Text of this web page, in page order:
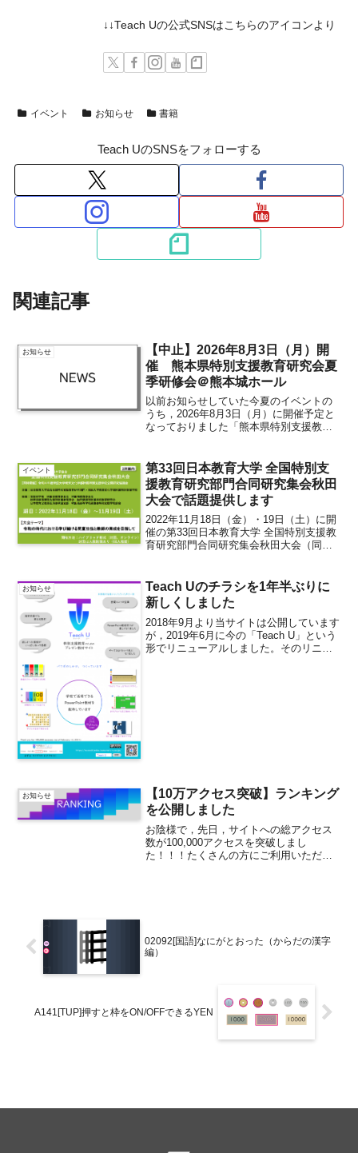
↓↓Teach Uの公式SNSはこちらのアイコンより
イベント お知らせ 書籍
Teach UのSNSをフォローする
関連記事
お知らせ
【中止】2026年8月3日（月）開
催 熊本県特別支援教育研究会夏
季研修会＠熊本城ホール
以前お知らせしていた今夏のイベントの
うち，2026年8月3日（月）に開催予定と
なっておりました「熊本県特別支援教育
年熊本地震により，県内の被害状況や会
場が使用できない状...
イベント
第33回日本教育大学 全国特別支
援教育研究部門合同研究集会秋田
大会で話題提供します
2022年11月18日（金）・19日（土）に開
催の第33回日本教育大学 全国特別支援教
育研究部門合同研究集会秋田大会（同時
の度お声掛けいただき，11月18日（金）
の全国...
お知らせ
Teach Uのチラシを1年半ぶりに
新しくしました
2018年9月より当サイトは公開しています
が，2019年6月に今の「Teach U」という
形でリニューアルしました。そのリニュ
お知らせ
【10万アクセス突破】ランキング
を公開しました
お陰様で，先日，サイトへの総アクセス
数が100,000アクセスを突破しまし
た！！！たくさんの方にご利用いただ
02092[国語]なにがとおった（からだの漢字
編）
A141[TUP]押すと枠をON/OFFできるYEN